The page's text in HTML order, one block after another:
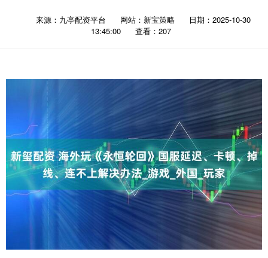
来源：九亭配资平台 网站：新宝策略
日期：2025-10-30
13:45:00
查看：207